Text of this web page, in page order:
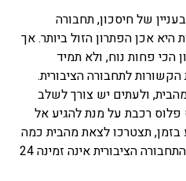
של חיסכון, תחבורה
היא אכן הפתרון הזול ביותר. אך
הכי פחות נוח, ולא תמיד
הקשורות לתחבורה הציבורית.
ולעתים יש צורך לשלב
פלוס רכבת על מנת להגיע אל
תצטרכו לצאת מהבית כמה
שעות טובות קודם. וכמובן שהתחבורה הציבורית אינה זמינה 24